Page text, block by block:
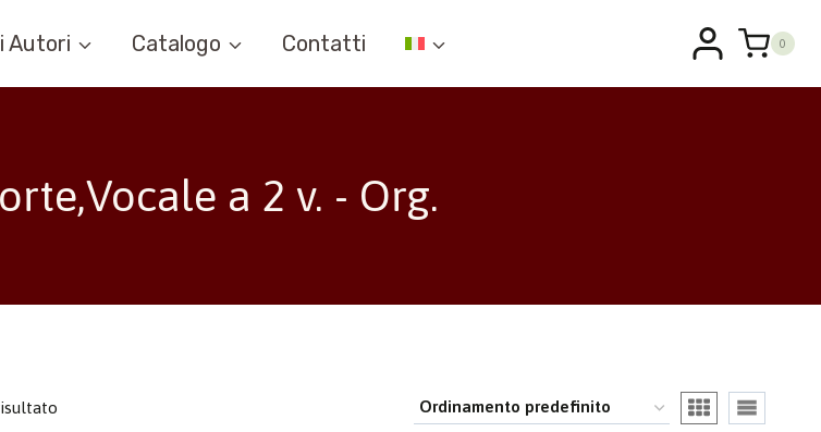
Autori Catalogo Contatti 0
a 2 v. - Org.